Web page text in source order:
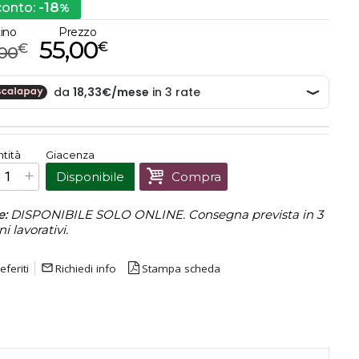
-18%
€
Prezzo
€
55,00
Prezzo finale:€55,00
Giacenza
Disponibile Compra
DISPONIBILE SOLO ONLINE. Consegna prevista in 3
lavorativi.
mail_outline Richiedi info Stampa scheda